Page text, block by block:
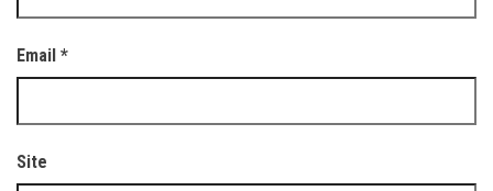
Email *
Site